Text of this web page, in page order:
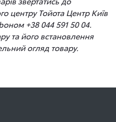
центру Тойота Центр Київ
+38 044 591 50 04.
та його встановлення
огляд товару.